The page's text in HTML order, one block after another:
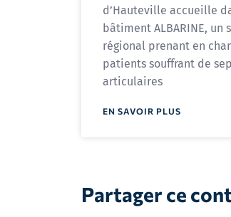
d’Hauteville accueille
bâtiment ALBARINE, un
régional prenant en
patients souffrant de
articulaires
EN SAVOIR PLUS
Partager ce